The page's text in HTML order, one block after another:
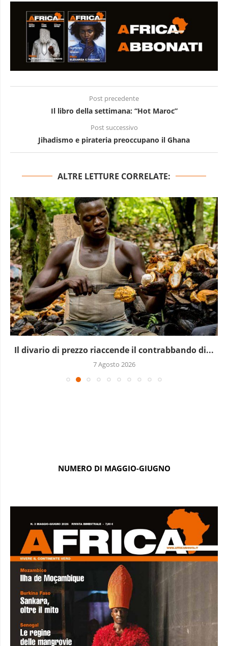
Post precedente
Il libro della settimana: “Hot Maroc”
Post successivo
Jihadismo e pirateria preoccupano il Ghana
ALTRE LETTURE CORRELATE:
Il divario di prezzo riaccende il contrabbando di...
7 Agosto 2026
NUMERO DI MAGGIO-GIUGNO